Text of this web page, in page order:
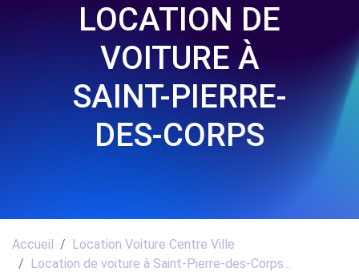
LOCATION DE
VOITURE À
SAINT-PIERRE-
DES-CORPS
Accueil
Location Voiture Centre Ville
Location de voiture à Saint-Pierre-des-Corps...